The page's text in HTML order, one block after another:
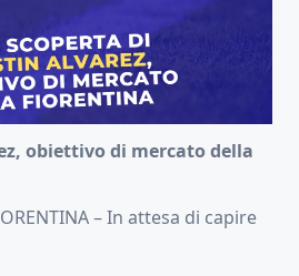
obiettivo di mercato della
– In attesa di capire